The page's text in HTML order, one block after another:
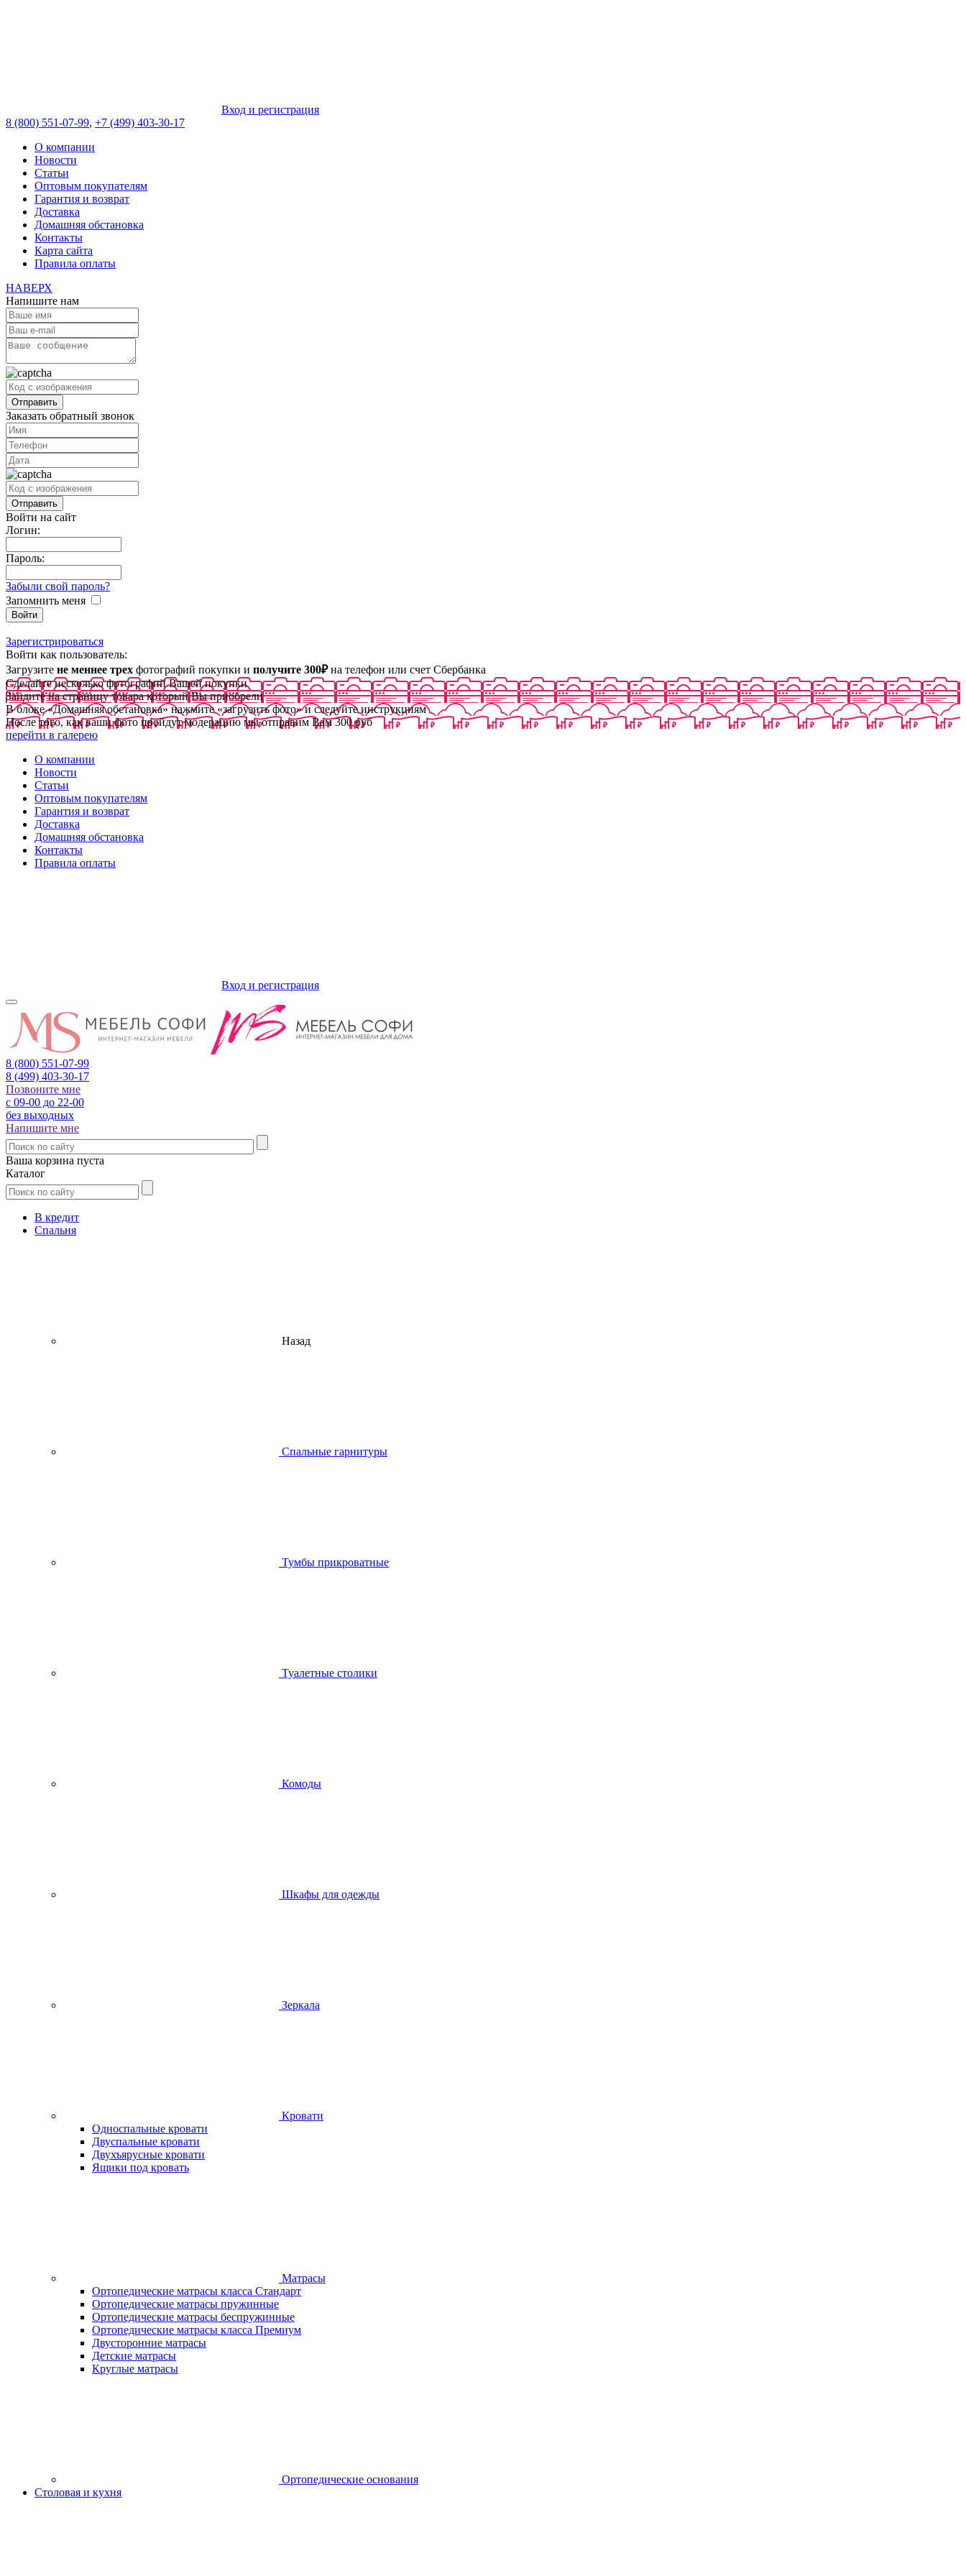
Вход и регистрация
8 (800) 551-07-99, +7 (499) 403-30-17
О компании
Новости
Статьи
Оптовым покупателям
Гарантия и возврат
Доставка
Домашняя обстановка
Контакты
Карта сайта
Правила оплаты
НАВЕРХ
Напишите нам
Заказать обратный звонок
Войти на сайт
Логин:
Пароль:
Забыли свой пароль?
Запомнить меня
Зарегистрироваться
Войти как пользователь:
Загрузите не меннее трех фотографий покупки и получите 300₽на телефон или счет Сбербанка
Сделайте несколько фотографий Вашей покупки
Зайдите на страницу товара который Вы приобрели
В блоке «Домашняя обстановка» нажмите «загрузить фото» и следуйте инструкциям
После того, как ваши фото пройдут модерацию мы отправим Вам 300 руб
перейти в галерею
О компании
Новости
Статьи
Оптовым покупателям
Гарантия и возврат
Доставка
Домашняя обстановка
Контакты
Правила оплаты
Вход и регистрация
8 (800) 551-07-99
8 (499) 403-30-17
Позвоните мне
с 09-00 до 22-00
без выходных
Напишите мне
Ваша корзина пуста
Каталог
В кредит
Спальня
Назад
Спальные гарнитуры
Тумбы прикроватные
Туалетные столики
Комоды
Шкафы для одежды
Зеркала
Кровати
Односпальные кровати
Двуспальные кровати
Двухъярусные кровати
Ящики под кровать
Матрасы
Ортопедические матрасы класса Стандарт
Ортопедические матрасы пружинные
Ортопедические матрасы беспружинные
Ортопедические матрасы класса Премиум
Двусторонние матрасы
Детские матрасы
Круглые матрасы
Ортопедические основания
Столовая и кухня